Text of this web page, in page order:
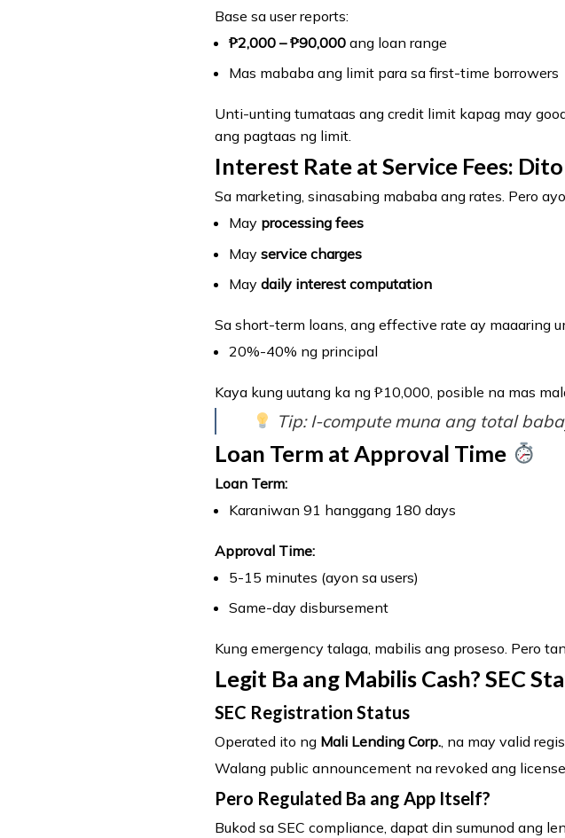
Base sa user reports:
₱2,000 – ₱90,000ang loan range
Mas mababa ang limit para sa first-time borrowers
Unti-unting tumataas ang credit limit kapag may
ang pagtaas ng limit.
Interest Rate at Service Fees:
Sa marketing, sinasabing mababa ang rates. Pero
May processing fees
May service charges
May daily interest computation
Sa short-term loans, ang effective rate ay maaaring
20%-40% ng principal
Kaya kung uutang ka ng ₱10,000, posible na mas
Tip: I-compute muna ang total
Loan Term at Approval Time
Loan Term:
Karaniwan 91 hanggang 180 days
Approval Time:
5-15 minutes (ayon sa users)
Same-day disbursement
Kung emergency talaga, mabilis ang proseso. Pero
Legit Ba ang Mabilis Cash? SEC
SEC Registration Status
Operated ito ng Mali Lending Corp. , na may valid
Walang public announcement na revoked ang
Pero Regulated Ba ang App Itself?
Bukod sa SEC compliance, dapat din sumunod ang